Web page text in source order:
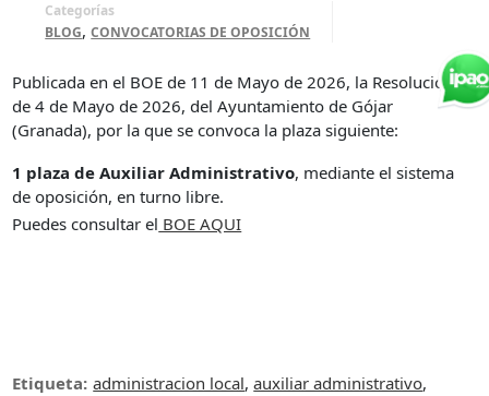
Categorías
BLOG,CONVOCATORIAS DE OPOSICIÓN
Publicada en el BOE de 11 de Mayo de 2026, la Resolución
de 4 de Mayo de 2026, del Ayuntamiento de Gójar
(Granada), por la que se convoca la plaza siguiente:
1 plaza de Auxiliar Administrativo, mediante el sistema
de oposición, en turno libre.
Puedes consultar el BOE AQUI
Etiqueta: administracion local,auxiliar administrativo,